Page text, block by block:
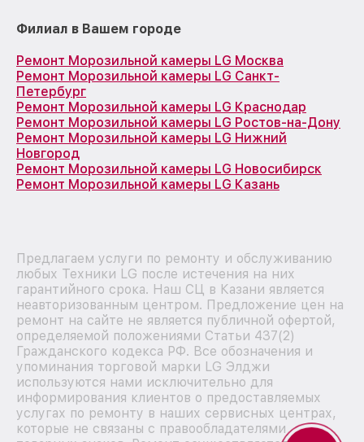
Филиал в Вашем городе
Ремонт Морозильной камеры LG Москва
Ремонт Морозильной камеры LG Санкт-
Петербург
Ремонт Морозильной камеры LG Краснодар
Ремонт Морозильной камеры LG Ростов-на-Дону
Ремонт Морозильной камеры LG Нижний
Новгород
Ремонт Морозильной камеры LG Новосибирск
Ремонт Морозильной камеры LG Казань
Предлагаем услуги по ремонту и обслуживанию
любых Техники LG после истечения на них
гарантийного срока. Наш СЦ в Казани является
неавторизованным центром. Предложение цен на
ремонт на сайте не является публичной офертой,
определяемой положениями Статьи 437(2)
Гражданского кодекса РФ. Все обозначения и
упоминания торговой марки LG Элджи
используются нами исключительно для
информирования клиентов о предоставляемых
услугах по ремонту в наших сервисных центрах,
которые не связаны с правообладателями